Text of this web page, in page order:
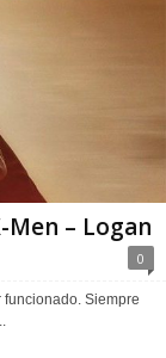
Men – Logan
0
Siempre